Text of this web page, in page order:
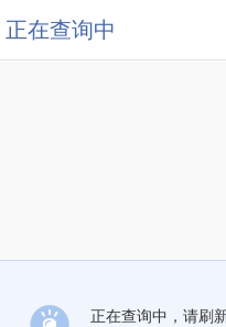
正在查询中
正在查询中，请刷